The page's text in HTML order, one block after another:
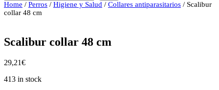
Home / Perros / Higiene y Salud / Collares antiparasitarios / Scalibur
collar 48 cm
Scalibur collar 48 cm
29,21€
413 in stock